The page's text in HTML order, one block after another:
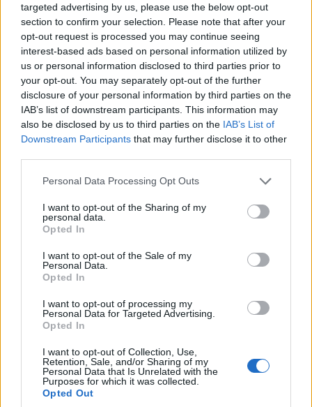
targeted advertising by us, please use the below opt-out
section to confirm your selection. Please note that after your
opt-out request is processed you may continue seeing
interest-based ads based on personal information utilized by
us or personal information disclosed to third parties prior to
your opt-out. You may separately opt-out of the further
disclosure of your personal information by third parties on the
IAB’s list of downstream participants. This information may
also be disclosed by us to third parties on the IAB’s List of
Downstream Participants that may further disclose it to other
Personal Data Processing Opt Outs
I want to opt-out of the Sharing of my
personal data.
Opted In
I want to opt-out of the Sale of my
Personal Data.
Opted In
I want to opt-out of processing my
Personal Data for Targeted Advertising.
Opted In
I want to opt-out of Collection, Use,
Retention, Sale, and/or Sharing of my
Personal Data that Is Unrelated with the
Purposes for which it was collected.
Opted Out
Policie ČR při zasedání MMF chybovala minimálně
4.5.2001 15:40 | PRAHA (ČIA)
Celkem 1214 ohlasů na způsob provedení bezpečnostního
opatření při loňském pražském zasedáníMezinárodního
měnového fondu(MMF) aSvětové banky(SB) a činnost policistů
během této akce obdrželaPolicie České republiky. Z této sumy
bylo 821 kladných a 393 záporných. Pouze v jediném případě se
prokázalo spáchání trestného činu zasahujícími policisty, konkrétní
viník ale není známý. Na dnešní tiskové konferenci to oznámil
ministr vnitraStanislav Gross.
Novela rostlinolékařského zákona omezuje
4.5.2001 13:02 | PRAHA ( ČIA )
V návrhu novely rostlinolékařského zákona, který již v Parlamentu
prošel do druhého čtení, je podle místopředsedy zemědělského
výboru Parlamentu Jaroslava Pešána celá řada paragrafů omezující
podnikatelské subjekty. Uvedl to v rozhovoru pro ČIA.
Radní Ústeckého kraje podporují výstavbu jezů na Labi
4.5.2001 12:26 | ÚSTÍ NAD LABEM (ČIA)
Radní Ústeckého kraje souhlasí s výstavbou dvou nízkých
Března v kombinaci s plavebními komorami na bočních umělých
průplavech. ČIA o tom dnes informoval statutární zástupce
krajského hejtmana Jaroslav Foldyna s tím, že plnosplavnost
dolního Labe bude zajištěna po 365 dnů v roce s minimálním